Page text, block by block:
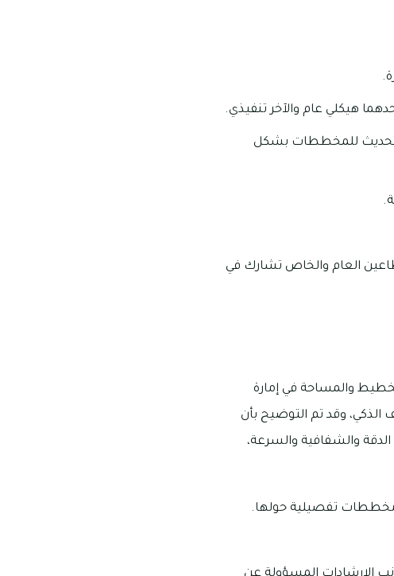
هيكلي عام والآخر تنفيذي.
للمخططات بشكل
العام والخاص تشارك في
والمساحة في إمارة
الذكي، وقد تم التوضيح بأن
والشفافية والسرعة،
مخططات تفصيلية حولها.